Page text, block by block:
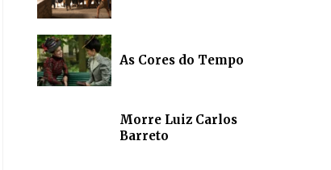
As Cores do Tempo
Morre Luiz Carlos
Barreto